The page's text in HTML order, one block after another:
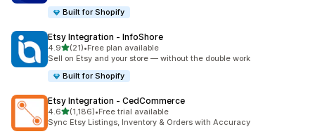
Built for Shopify
Etsy Integration ‑ InfoShore
4.95つ星中
(21)
合計レビュー数：21件
•Free plan available
Sell on Etsy and your store — without the double work
Built for Shopify
Etsy Integration ‑ CedCommerce
4.65つ星中
(1,186)
合計レビュー数：1186件
•Free trial available
Sync Etsy Listings, Inventory & Orders with Accuracy